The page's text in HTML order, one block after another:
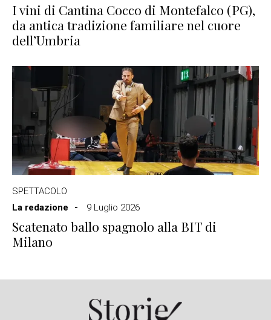
I vini di Cantina Cocco di Montefalco (PG),
da antica tradizione familiare nel cuore
dell’Umbria
SPETTACOLO
La redazione
9 Luglio 2026
Scatenato ballo spagnolo alla BIT di
Milano